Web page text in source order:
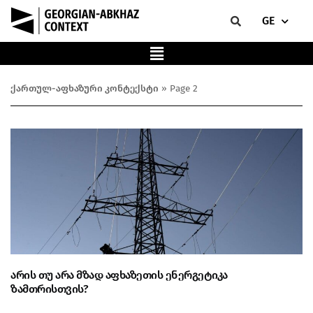
GE
ქართულ-აფხაზური კონტექსტი » Page 2
არის თუ არა მზად აფხაზეთის ენერგეტიკა
ზამთრისთვის?